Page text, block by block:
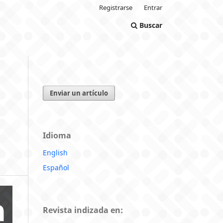
Buscar
Registrarse Entrar
Enviar un artículo
Idioma
English
Español
Revista indizada en: